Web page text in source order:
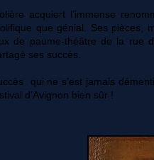
acquiert l’immense
que génial. Ses pièces,
de paume-théâtre de la rue
ses succès.
qui ne s’est jamais
d’Avignon bien sûr !